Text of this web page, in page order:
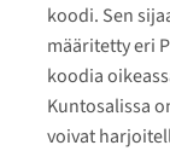
koodi. Sen
määritetty eri
koodia
Kuntosalissa
voivat